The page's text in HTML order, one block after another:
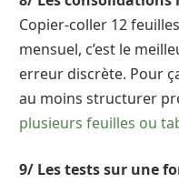
Copier-coller 12
mensuel, c’est le
erreur discrète. Pour
au moins structurer
plusieurs feuilles ou
9/ Les tests sur une